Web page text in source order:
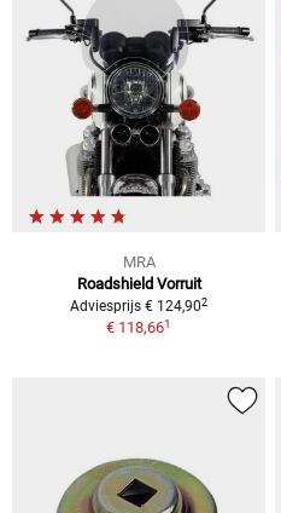
MRA
Roadshield Vorruit
Adviesprijs € 124,902
€ 118,661